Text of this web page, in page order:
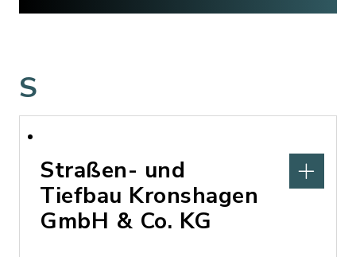
S
Straßen- und
Tiefbau Kronshagen
GmbH & Co. KG